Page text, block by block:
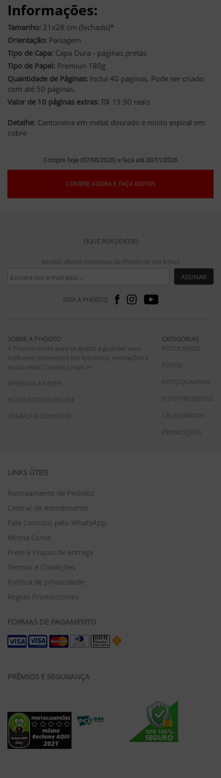
Informações:
Tamanho: 21x28 cm (fechado)*
Orientação: Paisagem
Tipo de Capa: Capa Dura - páginas pretas
Tipo de Papel: Premiun 180g
Quantidade de Páginas: Inclui 40 páginas. Pode ser criado
com até 50 páginas.
Valor de 10 páginas extras: R$ 19.90 reais
Detalhe: Cantoneira em metal dourado e miolo espiral em
cobre
Compre hoje (07/08/2026) e faça até 30/11/2026
COMPRE AGORA E FAÇA DEPOIS
FIQUE POR DENTRO
Receba ofertas exclusivas da Phooto no seu e-mail
ASSINAR
SIGA A PHOOTO
SOBRE A PHOOTO
A Phooto existe para te ajudar a guardar seus
melhores momentos em fotolivros, revelações e
muito mais! Conheça mais >>
APRENDA A FAZER
NOVO EDITOR ONLINE
TRABALHE CONOSCO
CATEGORIAS
FOTOLIVROS
FOTOS
FOTO QUADROS
FOTO PRESENTES
CALENDÁRIOS
PROMOÇÕES
LINKS ÚTEIS
Rastreamento de Pedidos
Central de Atendimento
Fale Conosco pelo WhatsApp
Minha Conta
Frete e Prazos de entrega
Termos e Condições
Política de privacidade
Regras Promocionais
FORMAS DE PAGAMENTO
PRÊMIOS E SEGURANÇA